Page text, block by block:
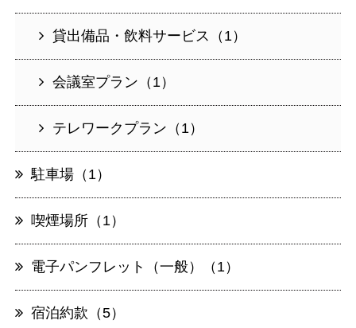
貸出備品・飲料サービス（1）
会議室プラン（1）
テレワークプラン（1）
駐車場（1）
喫煙場所（1）
電子パンフレット（一般）（1）
宿泊約款（5）